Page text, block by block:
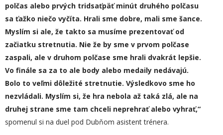
polčas alebo prvých tridsaťpäť minút druhého polčasu
sa ťažko niečo vyčíta. Hrali sme dobre, mali sme šance.
Myslím si ale, že takto sa musíme prezentovať od
začiatku stretnutia. Nie že by sme v prvom polčase
zaspali, ale v druhom polčase sme hrali dvakrát lepšie.
Vo finále sa za to ale body alebo medaily nedávajú.
Bolo to veľmi dôležité stretnutie. Výsledkovo sme ho
nezvládali. Myslím si, že hra nebola až taká zlá, ale na
druhej strane sme tam chceli neprehrať alebo vyhrať,“
spomenul si na duel pod Dubňom asistent trénera.